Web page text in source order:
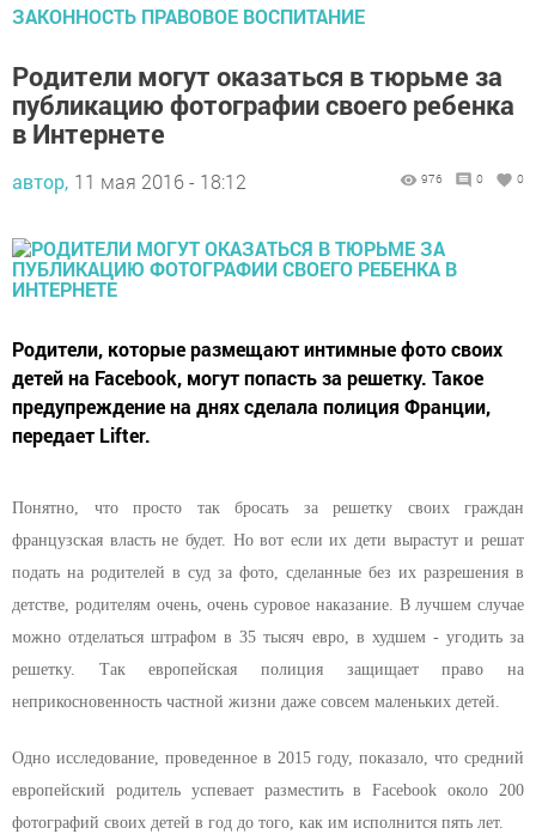
ЗАКОННОСТЬ ПРАВОВОЕ ВОСПИТАНИЕ
Родители могут оказаться в тюрьме за
публикацию фотографии своего ребенка
в Интернете
автор, 11 мая 2016 - 18:12 976 0 0
Родители, которые размещают интимные фото своих
детей на Facebook, могут попасть за решетку. Такое
предупреждение на днях сделала полиция Франции,
передает Lifter.
Понятно, что просто так бросать за решетку своих граждан
французская власть не будет. Но вот если их дети вырастут и решат
подать на родителей в суд за фото, сделанные без их разрешения в
детстве, родителям очень, очень суровое наказание. В лучшем случае
можно отделаться штрафом в 35 тысяч евро, в худшем - угодить за
решетку. Так европейская полиция защищает право на
неприкосновенность частной жизни даже совсем маленьких детей.
Одно исследование, проведенное в 2015 году, показало, что средний
европейский родитель успевает разместить в Facebook около 200
фотографий своих детей в год до того, как им исполнится пять лет.